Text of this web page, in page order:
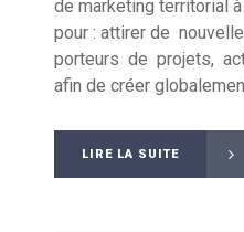
de marketing territorial
pour : attirer de
porteurs de projets,
afin de créer
LIRE LA SUITE